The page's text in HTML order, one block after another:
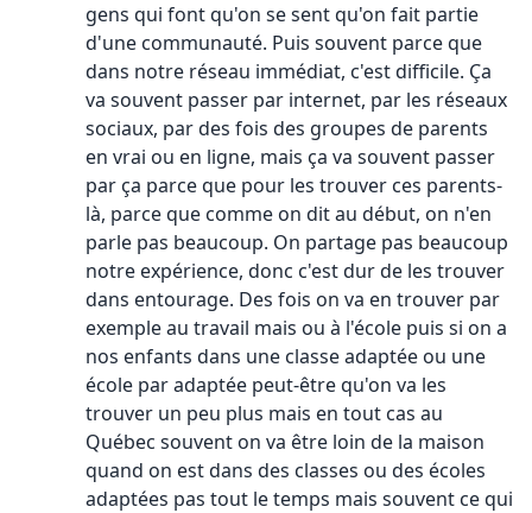
gens qui font qu'on se sent qu'on fait partie
d'une communauté. Puis souvent parce que
dans notre réseau immédiat, c'est difficile. Ça
va souvent passer par internet, par les réseaux
sociaux, par des fois des groupes de parents
en vrai ou en ligne, mais ça va souvent passer
par ça parce que pour les trouver ces parents-
là, parce que comme on dit au début, on n'en
parle pas beaucoup. On partage pas beaucoup
notre expérience, donc c'est dur de les trouver
dans entourage. Des fois on va en trouver par
exemple au travail mais ou à l'école puis si on a
nos enfants dans une classe adaptée ou une
école par adaptée peut-être qu'on va les
trouver un peu plus mais en tout cas au
Québec souvent on va être loin de la maison
quand on est dans des classes ou des écoles
adaptées pas tout le temps mais souvent ce qui